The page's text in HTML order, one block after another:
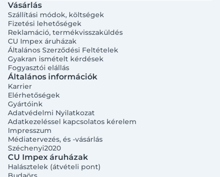
Vásárlás
Szállítási módok, költségek
Fizetési lehetőségek
Reklamáció, termékvisszaküldés
CU Impex áruházak
Általános Szerződési Feltételek
Gyakran ismételt kérdések
Fogyasztói elállás
Általános információk
Karrier
Elérhetőségek
Gyártóink
Adatvédelmi Nyilatkozat
Adatkezeléssel kapcsolatos kérelem
Impresszum
Médiatervezés, és -vásárlás
Széchenyi2020
CU Impex áruházak
Halásztelek (átvételi pont)